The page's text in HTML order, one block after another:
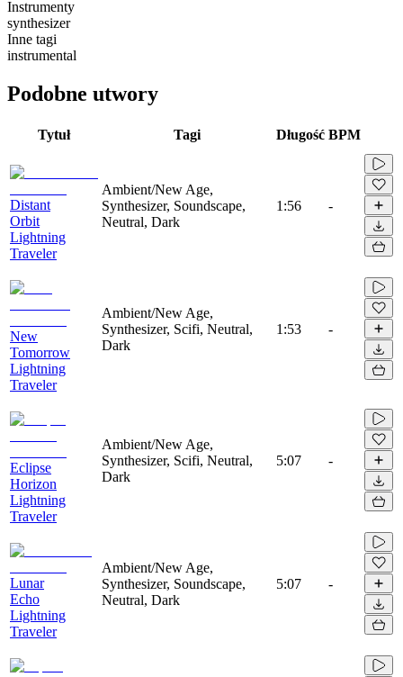
Instrumenty
synthesizer
Inne tagi
instrumental
Podobne utwory
Tytuł Tagi Długość BPM
Distant
Orbit
Lightning
Traveler
Ambient/New Age,
Synthesizer, Soundscape,
Neutral, Dark
1:56 -
New
Tomorrow
Lightning
Traveler
Ambient/New Age,
Synthesizer, Scifi, Neutral,
Dark
1:53 -
Eclipse
Horizon
Lightning
Traveler
Ambient/New Age,
Synthesizer, Scifi, Neutral,
Dark
5:07 -
Lunar
Echo
Lightning
Traveler
Ambient/New Age,
Synthesizer, Soundscape,
Neutral, Dark
5:07 -